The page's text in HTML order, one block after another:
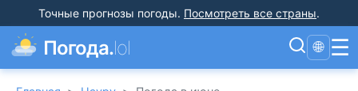
Точные прогнозы погоды. Посмотреть все страны.
Погода.lol 🌐 ☰